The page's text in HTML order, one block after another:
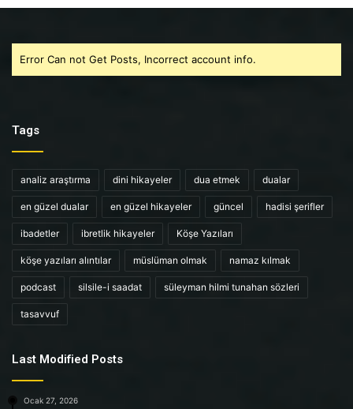
Error Can not Get Posts, Incorrect account info.
Tags
analiz araştırma dini hikayeler dua etmek dualar
en güzel dualar en güzel hikayeler güncel hadisi şerifler
ibadetler ibretlik hikayeler Köşe Yazıları
köşe yazıları alıntılar müslüman olmak namaz kılmak
podcast silsile-i saadat süleyman hilmi tunahan sözleri
tasavvuf
Last Modified Posts
Ocak 27, 2026